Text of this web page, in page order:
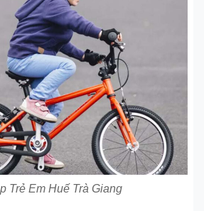
Trẻ Em Huế Trà Giang